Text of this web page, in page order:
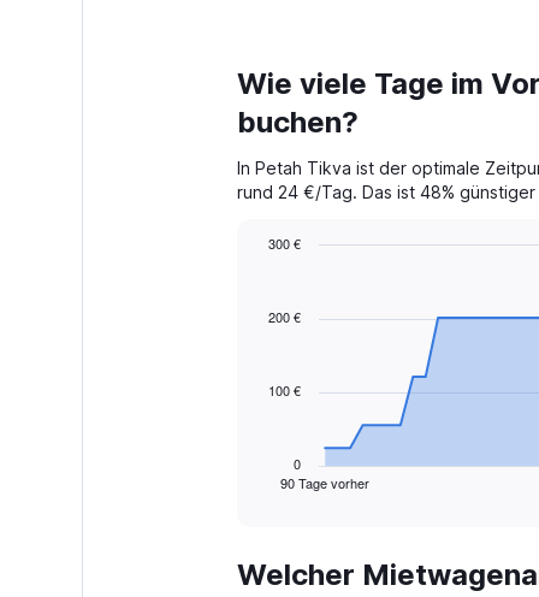
Wie viele Tage im
buchen?
In Petah Tikva ist der optimale
rund 24 €/Tag. Das ist 48%
data
The
Range:
90 Tage vorher
0
100 €
200 €
300 €
End
Welcher